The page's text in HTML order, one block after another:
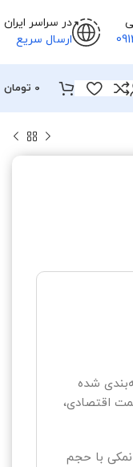
در سراسر ایران
ارسال سریع
0 تومان
شده
اقتصادی،
با حجم